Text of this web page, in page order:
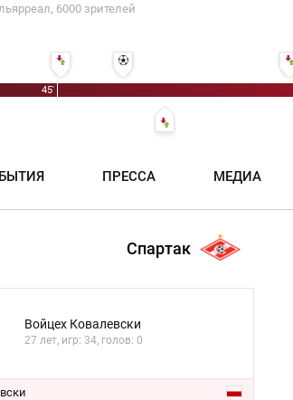
6000 зрителей
45'
46' Пепе Рейна - Хавьер Лопес Вальехо
ПРЕССА МЕДИА
Спартак
Войцех Ковалевски
27 лет, игр: 34, голов: 0